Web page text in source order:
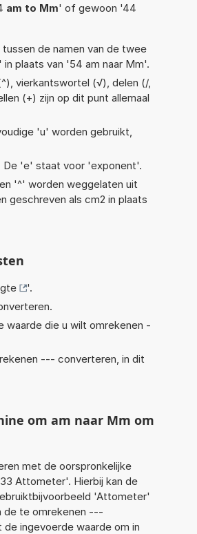
am to Mm' of gewoon '44
de namen van de twee
' in plaats van '54 am naar Mm'.
vierkantswortel (√), delen (/,
(+) zijn op dit punt allemaal
'u' worden gebruikt,
De 'e' staat voor 'exponent'.
'^' worden weggelaten uit
geschreven als cm2 in plaats
'.
waarde die u wilt omrekenen -
--- converteren, in dit
om am naar Mm om
met de oorspronkelijke
Attometer'. Hierbij kan de
'Attometer'
de te omrekenen ---
ingevoerde waarde om in